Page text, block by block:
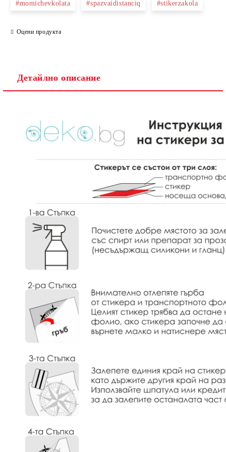
Ние ще се свържем с вас в рамките на работния ден.
#momichevkolata #spazvaidistanciq #stikerzakola
Оцени продукта
Детайлно описание